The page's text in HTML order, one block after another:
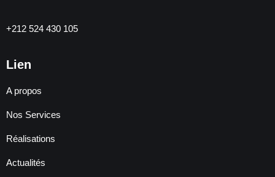
+212 524 430 105
Lien
A propos
Nos Services
Réalisations
Actualités